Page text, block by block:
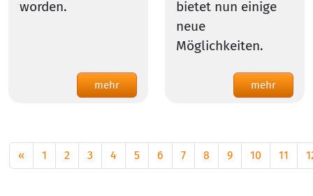
worden.
mehr
bietet nun einige
neue
Möglichkeiten.
mehr
« 1 2 3 4 5 6 7 8 9 10 11